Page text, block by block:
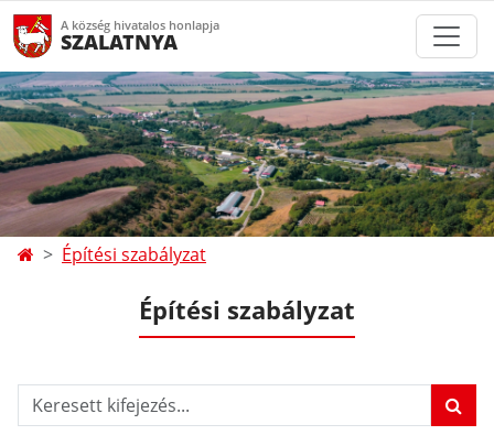
A község hivatalos honlapja
SZALATNYA
Építési szabályzat
Építési szabályzat
Keresett kifejezés...